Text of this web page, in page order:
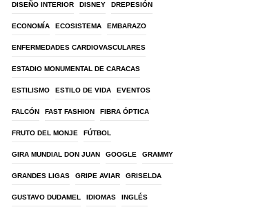
DISEÑO INTERIOR DISNEY DREPESIÓN
ECONOMÍA ECOSISTEMA EMBARAZO
ENFERMEDADES CARDIOVASCULARES
ESTADIO MONUMENTAL DE CARACAS
ESTILISMO ESTILO DE VIDA EVENTOS
FALCÓN FAST FASHION FIBRA ÓPTICA
FRUTO DEL MONJE FÚTBOL
GIRA MUNDIAL DON JUAN GOOGLE GRAMMY
GRANDES LIGAS GRIPE AVIAR GRISELDA
GUSTAVO DUDAMEL IDIOMAS INGLÉS